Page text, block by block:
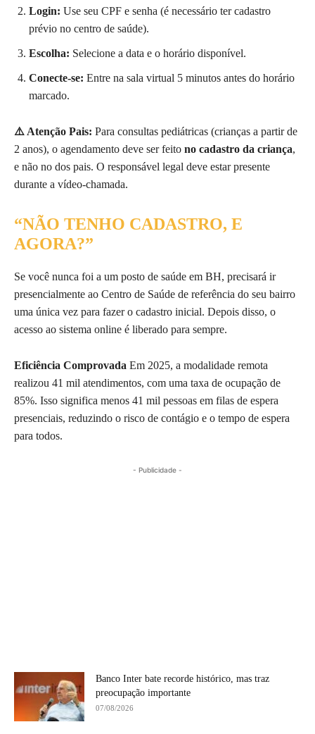
Login: Use seu CPF e senha (é necessário ter cadastro
prévio no centro de saúde).
Escolha: Selecione a data e o horário disponível.
Conecte-se: Entre na sala virtual 5 minutos antes do horário
marcado.
⚠️ Atenção Pais: Para consultas pediátricas (crianças a partir de
2 anos), o agendamento deve ser feito no cadastro da criança,
e não no dos pais. O responsável legal deve estar presente
durante a vídeo-chamada.
“NÃO TENHO CADASTRO, E
AGORA?”
Se você nunca foi a um posto de saúde em BH, precisará ir
presencialmente ao Centro de Saúde de referência do seu bairro
uma única vez para fazer o cadastro inicial. Depois disso, o
acesso ao sistema online é liberado para sempre.
Eficiência Comprovada Em 2025, a modalidade remota
realizou 41 mil atendimentos, com uma taxa de ocupação de
85%. Isso significa menos 41 mil pessoas em filas de espera
presenciais, reduzindo o risco de contágio e o tempo de espera
para todos.
- Publicidade -
Banco Inter bate recorde histórico, mas traz
preocupação importante
07/08/2026